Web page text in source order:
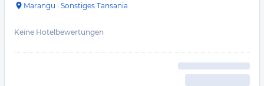
Marangu · Sonstiges Tansania
Keine Hotelbewertungen